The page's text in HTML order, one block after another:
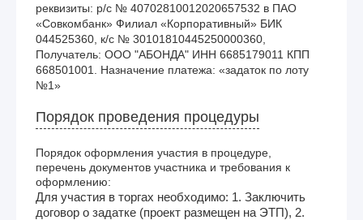
реквизиты: р/с № 40702810012020657532 в ПАО
«Совкомбанк» Филиал «Корпоративный» БИК
044525360, к/с № 30101810445250000360,
Получатель: ООО "АБОНДА" ИНН 6685179011 КПП
668501001. Назначение платежа: «задаток по лоту
№1»
Порядок проведения процедуры
Порядок оформления участия в процедуре,
перечень документов участника и требования к
оформлению:
Для участия в торгах необходимо: 1. Заключить
договор о задатке (проект размещен на ЭТП), 2.